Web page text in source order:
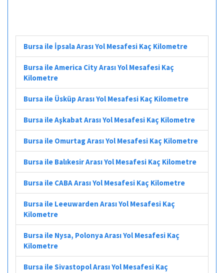
Bursa ile İpsala Arası Yol Mesafesi Kaç Kilometre
Bursa ile America City Arası Yol Mesafesi Kaç
Kilometre
Bursa ile Üsküp Arası Yol Mesafesi Kaç Kilometre
Bursa ile Aşkabat Arası Yol Mesafesi Kaç Kilometre
Bursa ile Omurtag Arası Yol Mesafesi Kaç Kilometre
Bursa ile Balıkesir Arası Yol Mesafesi Kaç Kilometre
Bursa ile CABA Arası Yol Mesafesi Kaç Kilometre
Bursa ile Leeuwarden Arası Yol Mesafesi Kaç
Kilometre
Bursa ile Nysa, Polonya Arası Yol Mesafesi Kaç
Kilometre
Bursa ile Sivastopol Arası Yol Mesafesi Kaç